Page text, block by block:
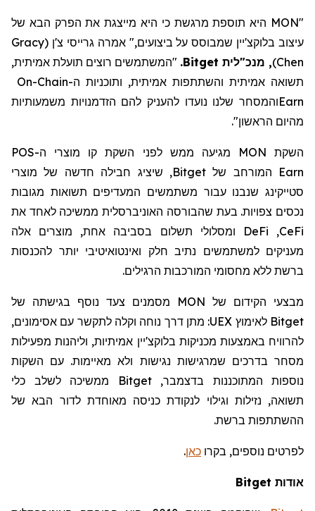
"MON היא תוספת מרגשת כי היא מייצגת את הפרק הבא של
עיצוב בלוקצ'יין שמבוסס על ביצועים," אמרה גרייסי צ'ן (
Gracy
Chen
)
, מנכ"לית Bitget . "המשתמשים רוצים תועלת אמיתית,
תשואה אמיתית והשתתפות אמיתית, ותוכניות ה-On-Chain
Earnוהמסחר שלנו נועדו להעניק להם הזדמנויות משמעותיות
מהיום הראשון".
השקת MON מגיעה ממש לפני השקת קו מוצרי ה-POS
Earn המורחב שלBitget, שיציג חבילה חדשה של מוצרי
סטייקינג שנבנו עבור משתמשים המעדיפים תשואות מגובות
נכסים צפויות. בעת שהבורסה האוניברסלית ממשיכה לאחד את
CeFi
,
DeFi
ומסלולי תשלום בסביבה אחת, מוצרים אלה
מעניקים למשתמשים נתיב חלק ואינטואיטיבי יותר להכנסות
ברשת ללא מחסומי המורכבות הרגילים.
מבצעי הקידום של MON מסמנים צעד נוסף בגישתה של
Bitget לאימוץ UEX: מתן דרך נוחה וקלה לתקשר עם אסימונים,
להרוויח באמצעות מכניקות בלוקצ'יין אמיתיות, וליהנות מפעילות
מסחר בדרכים שמרגישות נגישות ולא מאיימות. עם השקות
נוספות המתוכננות בדצמבר,Bitget
ממשיכה לשלב כלי
תשואה, נזילות וגילוי לנקודת כניסה מאוחדת לדור הבא של
ההשתתפות ברשת.
לפרטים נוספים, בקרו כאן.
אודות